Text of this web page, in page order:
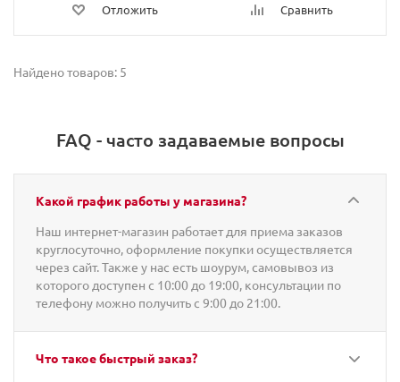
Отложить Сравнить
Найдено товаров: 5
FAQ - часто задаваемые вопросы
Какой график работы у магазина?
Наш интернет-магазин работает для приема заказов
круглосуточно, оформление покупки осуществляется
через сайт. Также у нас есть шоурум, самовывоз из
которого доступен с 10:00 до 19:00, консультации по
телефону можно получить с 9:00 до 21:00.
Что такое быстрый заказ?